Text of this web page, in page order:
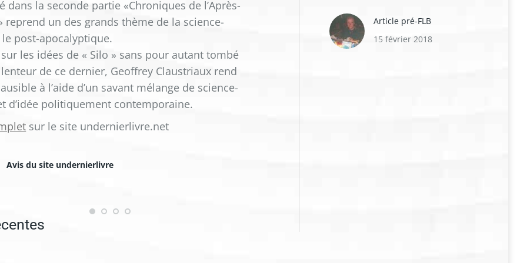
dans la seconde partie «Chroniques de l’Après-
reprend un des grands thème de la science-
post-apocalyptique.
les idées de « Silo » sans pour autant tombé
de ce dernier, Geoffrey Claustriaux rend
à l’aide d’un savant mélange de science-
d’idée politiquement contemporaine.
sur le site undernierlivre.net
Avis du site undernierlivre
effondré, c’est à cause d’Internet, des abus de
l’hyper protectionnisme des états, des egos
Article pré-FLB
15 février 2018